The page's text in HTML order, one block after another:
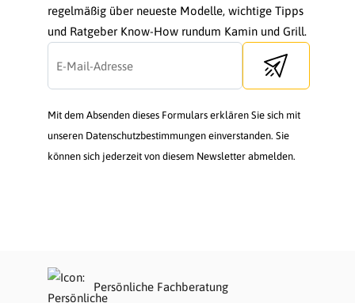
regelmäßig über neueste Modelle, wichtige Tipps
und Ratgeber Know-How rundum Kamin und Grill.
Send newsletter
Mit dem Absenden dieses Formulars erklären Sie sich mit
unseren Datenschutzbestimmungen einverstanden. Sie
können sich jederzeit von diesem Newsletter abmelden.
Persönliche Fachberatung